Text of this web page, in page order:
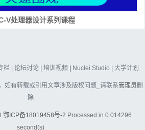
V处理器设计系列课程
栏 论坛讨论 培训视频 Nuclei Studio 大学计划
如有转载或引用文章涉及版权问题_请联系管理员删
除
鄂ICP备18019458号-2 Processed in 0.014296
second(s)